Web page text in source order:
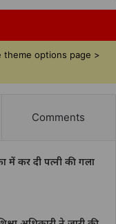
theme options page >
Comments
में कर दी पत्नी की गला